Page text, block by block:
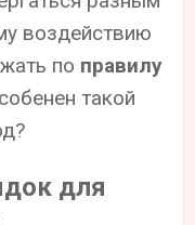
воздействию
по правилу
такой
для